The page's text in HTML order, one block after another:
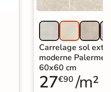
Carrelage sol
moderne Palerme
60x60 cm
27€90 /m²